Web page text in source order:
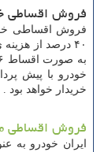
فروش اقساطی
فروش اقساطی
۴۰ درصد از
خریدار خواهد بود .
فروش اقساطی
ایران خودرو به